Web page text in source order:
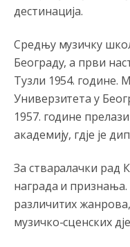
дестинација.
Средњу музичку
Београду, а први
Тузли 1954. године.
Универзитета у
1957. године
академију, гд‌је је
За стваралачки рад
награда и признања.
различитих
музичко-сценских
Анонимно2762881
Анонимно2798636 8/
Анонимно2022778 8/4/
mamu vam **bem
Анонимно2553747 јуче
da
neznate danas